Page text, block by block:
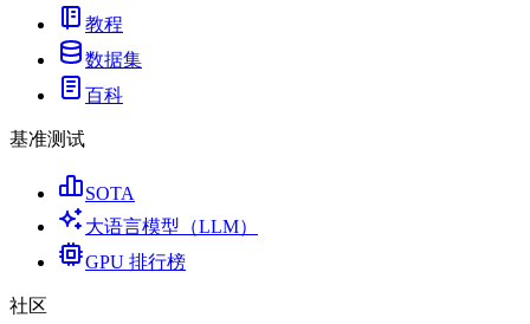
教程
数据集
百科
基准测试
SOTA
大语言模型（LLM）
GPU 排行榜
社区